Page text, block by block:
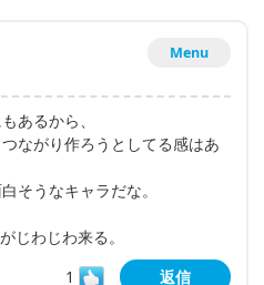
Menu
あるから、
ながり作ろうとしてる感はあ
そうなキャラだな。
じわじわ来る。
1
返信